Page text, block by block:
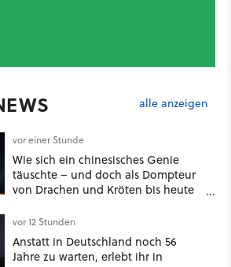
alle anzeigen
vor einer Stunde
Wie sich ein chinesisches Genie
täuschte – und doch als Dompteur
von Drachen und Kröten bis heute
vor 12 Stunden
Anstatt in Deutschland noch 56
Jahre zu warten, erlebt ihr in